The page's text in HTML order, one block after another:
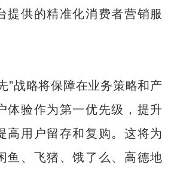
提供的精准化消费者营销服
”战略将保障在业务策略和产
体验作为第一优先级，提升
高用户留存和复购。这将为
鱼、飞猪、饿了么、高德地